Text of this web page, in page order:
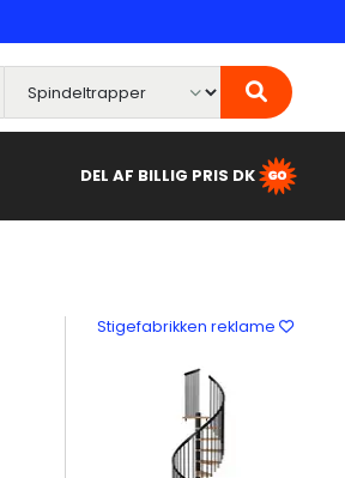
DEL AF BILLIG PRIS DK
Stigefabrikken reklame